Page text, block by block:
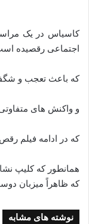
کاسیاس در یک
اجتماعی رقصیده
که باعث تعجب و
و واکنش های
که در ادامه فیلم رقص
همانطور که کلیپ
که ظاهراً میزبان
نوشته های مشابه